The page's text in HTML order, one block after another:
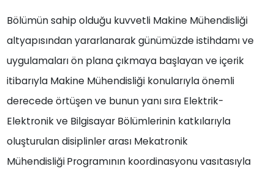
Bölümün sahip olduğu kuvvetli Makine Mühendisliği
altyapısından yararlanarak günümüzde istihdamı ve
uygulamaları ön plana çıkmaya başlayan ve içerik
itibarıyla Makine Mühendisliği konularıyla önemli
derecede örtüşen ve bunun yanı sıra Elektrik-
Elektronik ve Bilgisayar Bölümlerinin katkılarıyla
oluşturulan disiplinler arası Mekatronik
MühendisliğiProgramının koordinasyonu vasıtasıyla